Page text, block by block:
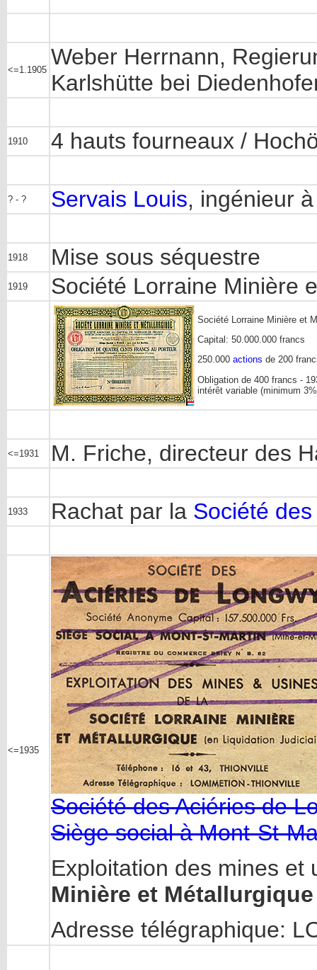
<=1.1905
Weber Herrnann,
Karlshütte bei
1910 4 hauts fourneaux /
? - ? Servais Louis, ingénieur
1918 Mise sous séquestre
1919 Société Lorraine Minière
Société Lorraine Minière et
Capital: 50.000.000 francs
250.000 actions de 200
Obligation de 400 francs -
intérêt variable (minimum
<=1931 M. Friche, directeur des
1933 Rachat par la Société
<=1935
Société des Aciéries de
Siège social à Mont-St-
Exploitation des mines et
Minière et Métallurgique
Adresse télégraphique: